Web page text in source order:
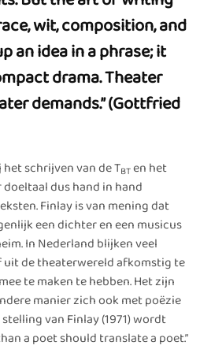
wit, composition, and
an idea in a phrase; it
drama. Theater
demands.” (Gottfried
schrijven van de TBTen het
dus hand in hand
Finlay is van mening dat
een dichter en een musicus
In Nederland blijken veel
uit de theaterwereld afkomstig te
te maken te hebben. Het zijn
manier zich ook met poëzie
van Finlay (1971) wordt
a poet should translate a poet.”